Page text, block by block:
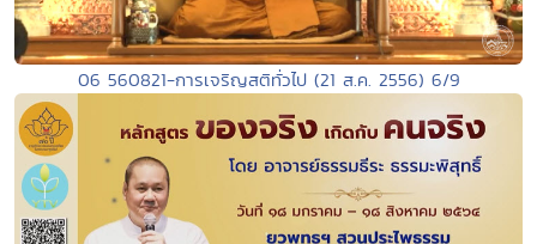
06 560821-การเจริญสติทั่วไป (21 ส.ค. 2556) 6/9